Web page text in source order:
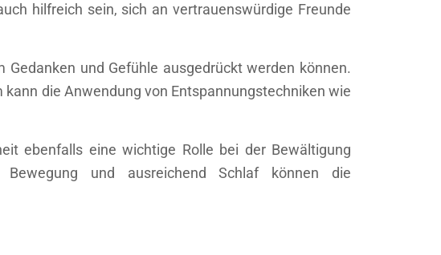
hilfreich sein, sich an vertrauenswürdige Freunde
und Gefühle ausgedrückt werden können.
die Anwendung von Entspannungstechniken wie
ebenfalls eine wichtige Rolle bei der Bewältigung
Bewegung und ausreichend Schlaf können die